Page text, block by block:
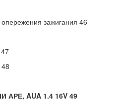
зажигания 46
AUA 1.4 16V 49